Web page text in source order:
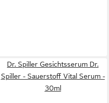
Dr. Spiller Gesichtsserum Dr.
Spiller - Sauerstoff Vital Serum -
30ml